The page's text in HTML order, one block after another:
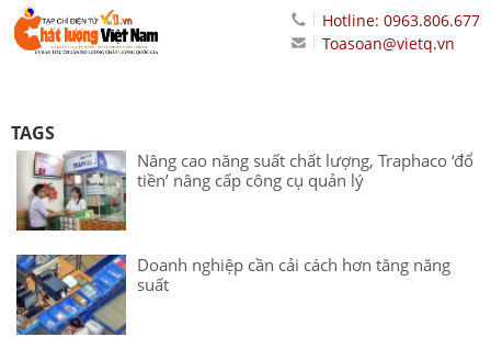
Hotline: 0963.806.677
Toasoan@vietq.vn
TAGS
Nâng cao năng suất chất lượng, Traphaco ‘đổ
tiền’ nâng cấp công cụ quản lý
Doanh nghiệp cần cải cách hơn tăng năng
suất